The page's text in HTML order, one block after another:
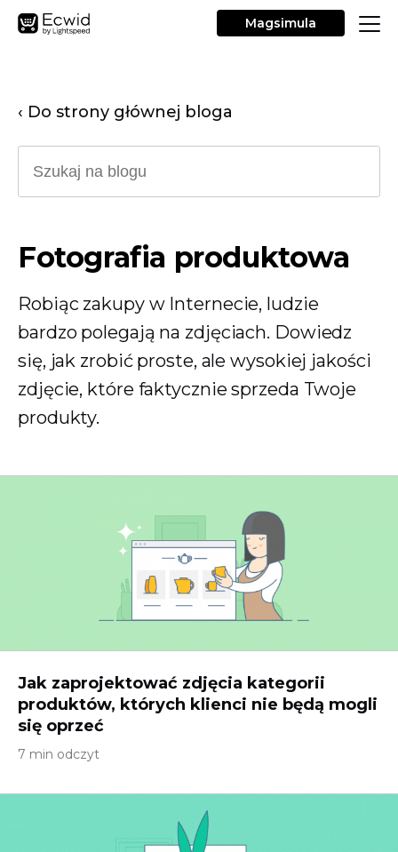
Magsimula
‹ Do strony głównej bloga
Fotografia produktowa
Robiąc zakupy w Internecie, ludzie
bardzo polegają na zdjęciach. Dowiedz
się, jak zrobić proste, ale wysokiej jakości
zdjęcie, które faktycznie sprzeda Twoje
produkty.
Jak zaprojektować zdjęcia kategorii
produktów, których klienci nie będą mogli
się oprzeć
7 min odczyt